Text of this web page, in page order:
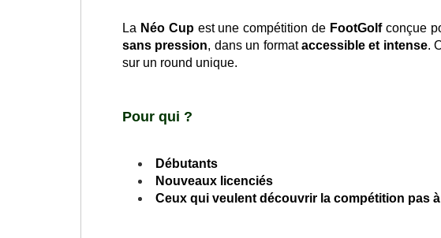
La Néo Cupest une compétition de FootGolfconçue
sans pression, dans un formataccessible et intense.
sur un round unique.
Pour qui ?
Débutants
Nouveaux licenciés
Ceux qui veulent découvrir la compétition pas